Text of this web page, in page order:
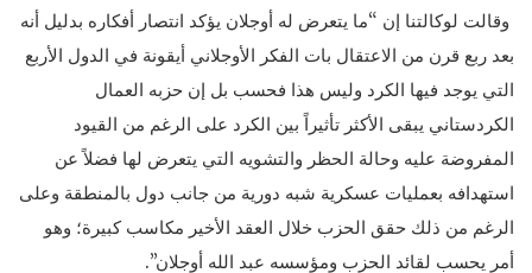
وقالت لوكالتنا إن “ما يتعرض له أوجلان يؤكد انتصار أفكاره بدليل أنه
بعد ربع قرن من الاعتقال بات الفكر الأوجلاني أيقونة في الدول الأربع
التي يوجد فيها الكرد وليس هذا فحسب بل إن حزبه العمال
الكردستاني يبقى الأكثر تأثيراً بين الكرد على الرغم من القيود
المفروضة عليه وحالة الحظر والتشويه التي يتعرض لها فضلاً عن
استهدافه بعمليات عسكرية شبه دورية من جانب دول بالمنطقة وعلى
الرغم من ذلك حقق الحزب خلال العقد الأخير مكاسب كبيرة؛ وهو
أمر يحسب لقائد الحزب ومؤسسه عبد الله أوجلان”.